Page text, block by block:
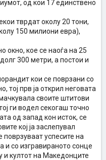
од кои 17 единствено
тврдат околу 20 тони,
150 милиони евра),
окно, кое се наоѓа на 25
300 метри, а постои и
кои се поврзани со
прв ја открил неговата
своите штитови
ги водел секогаш точно
од запад кон исток, се
кој ја заслепувал
поврзуваат успесите на
и со изгравираното сонце
и култот на Македонците